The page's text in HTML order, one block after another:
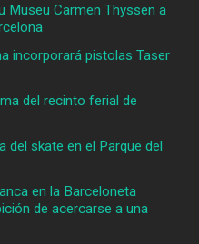
Museu Carmen Thyssen a
incorporará pistolas Taser
del recinto ferial de
del skate en el Parque del
en la Barceloneta
de acercarse a una